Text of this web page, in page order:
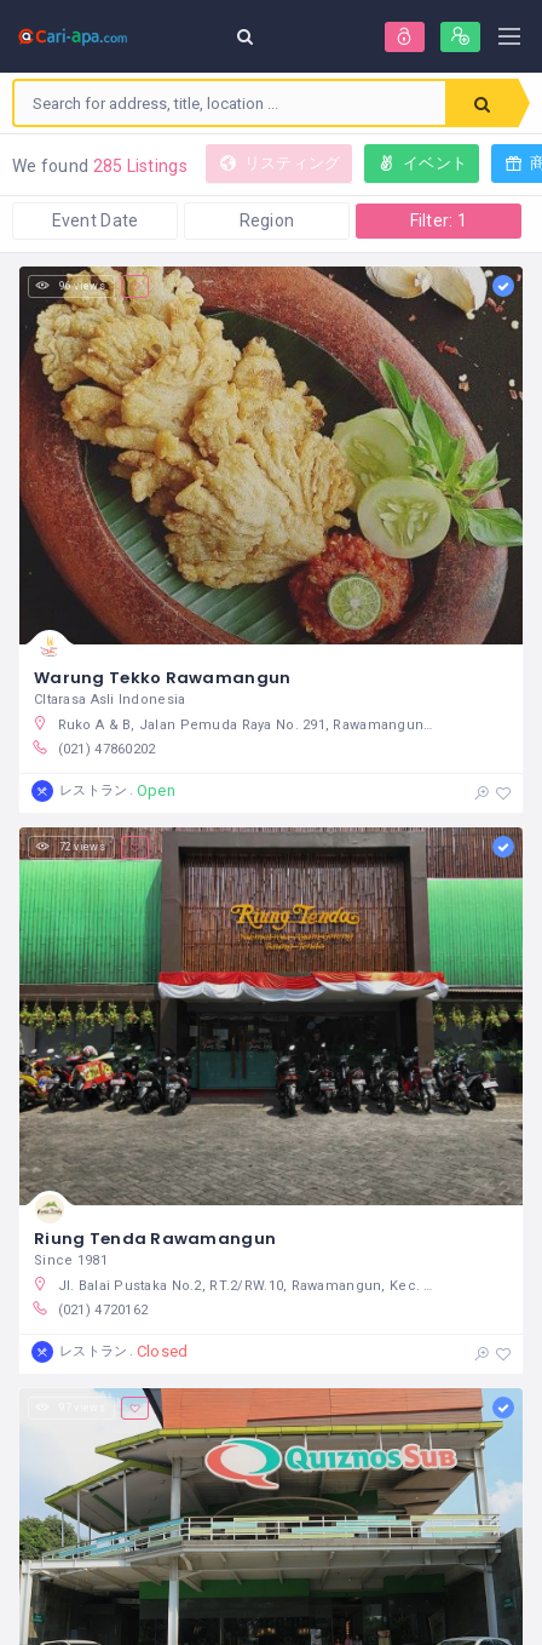
We found 285 Listings リスティング イベント
Event Date Region Filter: 1
96 views
Warung Tekko Rawamangun
CItarasa Asli Indonesia
Ruko A & B, Jalan Pemuda Raya No. 291, Rawamangun, Pulogadung, RT.3/RW.1, Jati, Kec. Pulo Gadung, Kota Jakarta Timur, Daerah Khusus Ibukota Jakarta 13220 インドネシア
(021) 47860202
レストラン Open
72 views
Riung Tenda Rawamangun
Since 1981
Jl. Balai Pustaka No.2, RT.2/RW.10, Rawamangun, Kec. Pulo Gadung, Kota Jakarta Timur, Daerah Khusus Ibukota Jakarta 13220 インドネシア
(021) 4720162
レストラン Closed